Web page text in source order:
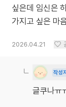
싶은데 임신은
가지고 싶은 마
2026.04.21
작성
글쿠나ㅠ